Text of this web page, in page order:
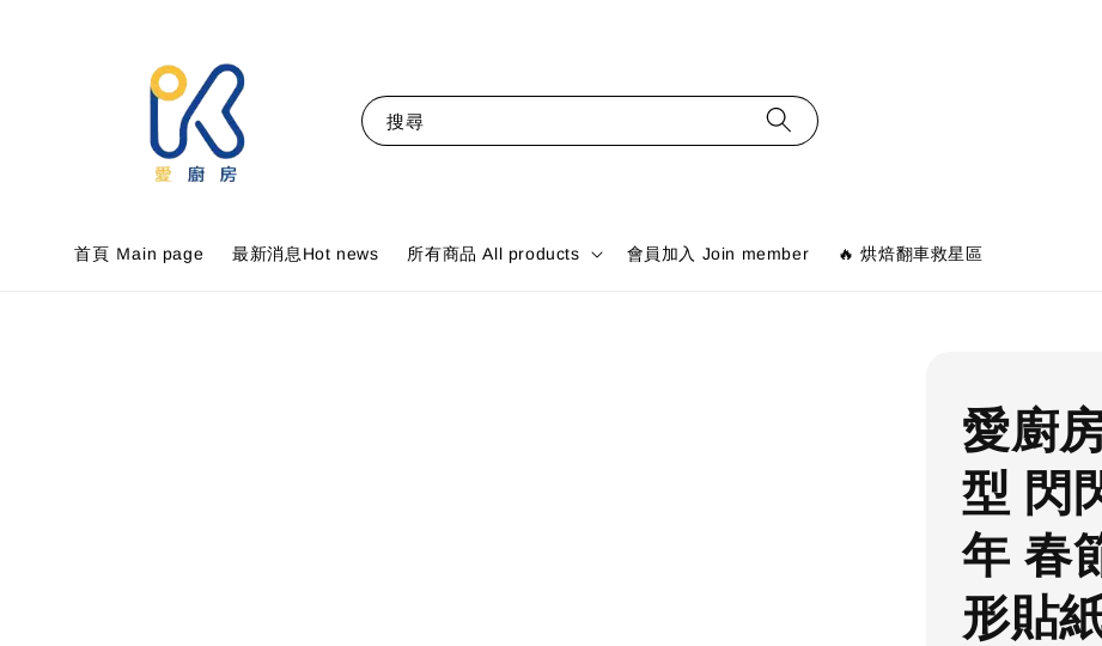
搜尋
首頁 Ｍain page 最新消息Hot news 所有商品 All products 會員加入 Join member 🔥 烘焙翻車救星區
愛廚
型 閃
年 春
形貼